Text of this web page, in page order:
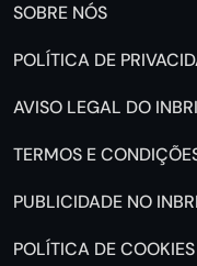
SOBRE NÓS
POLÍTICA DE
AVISO LEGAL DO
TERMOS E
PUBLICIDADE NO
POLÍTICA DE